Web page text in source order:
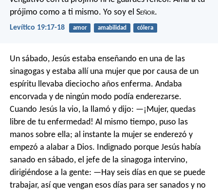
prójimo como a ti mismo. Yo soy el Señor.
Levítico 19:17-18 amor amabilidad cólera
Un sábado, Jesús estaba enseñando en una de las
sinagogas y estaba allí una mujer que por causa de un
espíritu llevaba dieciocho años enferma. Andaba
encorvada y de ningún modo podía enderezarse.
Cuando Jesús la vio, la llamó y dijo: —¡Mujer, quedas
libre de tu enfermedad! Al mismo tiempo, puso las
manos sobre ella; al instante la mujer se enderezó y
empezó a alabar a Dios. Indignado porque Jesús había
sanado en sábado, el jefe de la sinagoga intervino,
dirigiéndose a la gente: —Hay seis días en que se puede
trabajar, así que vengan esos días para ser sanados y no